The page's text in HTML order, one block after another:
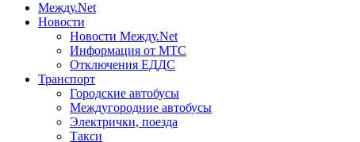
Между.Net
Новости
Новости Между.Net
Информация от МТС
Отключения ЕДДС
Транспорт
Городские автобусы
Междугородние автобусы
Электрички, поезда
Такси